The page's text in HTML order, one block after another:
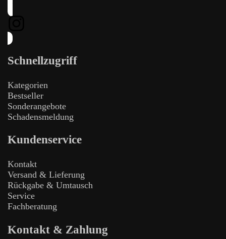
Schnellzugriff
Kategorien
Bestseller
Sonderangebote
Schadensmeldung
Kundenservice
Kontakt
Versand & Lieferung
Rückgabe & Umtausch
Service
Fachberatung
Kontakt & Zahlung